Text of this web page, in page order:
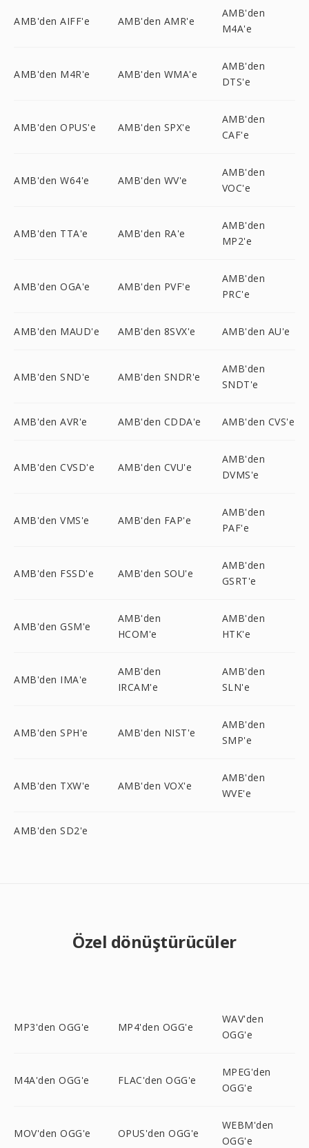
AMB'den AIFF'e AMB'den AMR'e
AMB'den
M4A'e
AMB'den M4R'e AMB'den WMA'e
AMB'den
DTS'e
AMB'den OPUS'e AMB'den SPX'e
AMB'den
CAF'e
AMB'den W64'e AMB'den WV'e
AMB'den
VOC'e
AMB'den TTA'e AMB'den RA'e
AMB'den
MP2'e
AMB'den OGA'e AMB'den PVF'e
AMB'den
PRC'e
AMB'den MAUD'e AMB'den 8SVX'e AMB'den AU'e
AMB'den SND'e AMB'den SNDR'e
AMB'den
SNDT'e
AMB'den AVR'e AMB'den CDDA'e AMB'den CVS'e
AMB'den CVSD'e AMB'den CVU'e
AMB'den
DVMS'e
AMB'den VMS'e AMB'den FAP'e
AMB'den
PAF'e
AMB'den FSSD'e AMB'den SOU'e
AMB'den
GSRT'e
AMB'den GSM'e
AMB'den
HCOM'e
AMB'den
HTK'e
AMB'den IMA'e
AMB'den
IRCAM'e
AMB'den
SLN'e
AMB'den SPH'e AMB'den NIST'e
AMB'den
SMP'e
AMB'den TXW'e AMB'den VOX'e
AMB'den
WVE'e
AMB'den SD2'e
Özel dönüştürücüler
MP3'den OGG'e MP4'den OGG'e
WAV'den
OGG'e
M4A'den OGG'e FLAC'den OGG'e
MPEG'den
OGG'e
MOV'den OGG'e OPUS'den OGG'e
WEBM'den
OGG'e